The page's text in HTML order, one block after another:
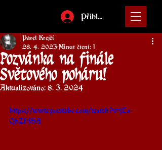
Přihlásit
Pozvánka na finále
Světového poháru!
Pavel Krejčí
28. 4. 2023 Minut čtení: 1
Aktualizováno: 8. 3. 2024
https://www.youtube.com/watch?v=jLa-
QhZf45A